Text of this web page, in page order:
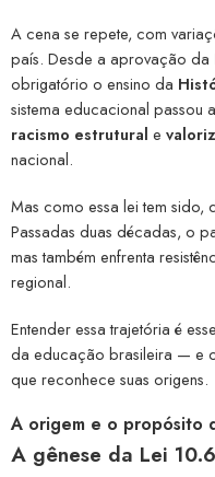
A cena se repete, com
país. Desde a aprovação da
obrigatório o ensino da
sistema educacional passou
racismo estrutural e
nacional.
Mas como essa lei tem sido,
Passadas duas décadas, o
mas também enfrenta
regional.
Entender essa trajetória é
da educação brasileira — e
que reconhece suas origens.
A origem e o propósito
A gênese da Lei